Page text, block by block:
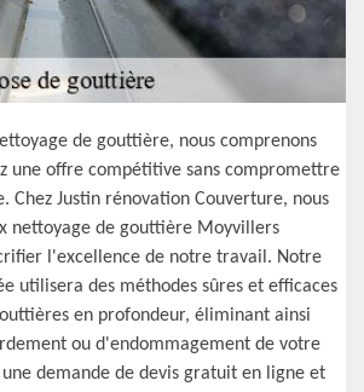
de gouttière, nous comprenons
une offre compétitive sans compromettre
Chez Justin rénovation Couverture, nous
nettoyage de gouttière Moyvillers
l'excellence de notre travail. Notre
utilisera des méthodes sûres et efficaces
en profondeur, éliminant ainsi
ou d'endommagement de votre
demande de devis gratuit en ligne et